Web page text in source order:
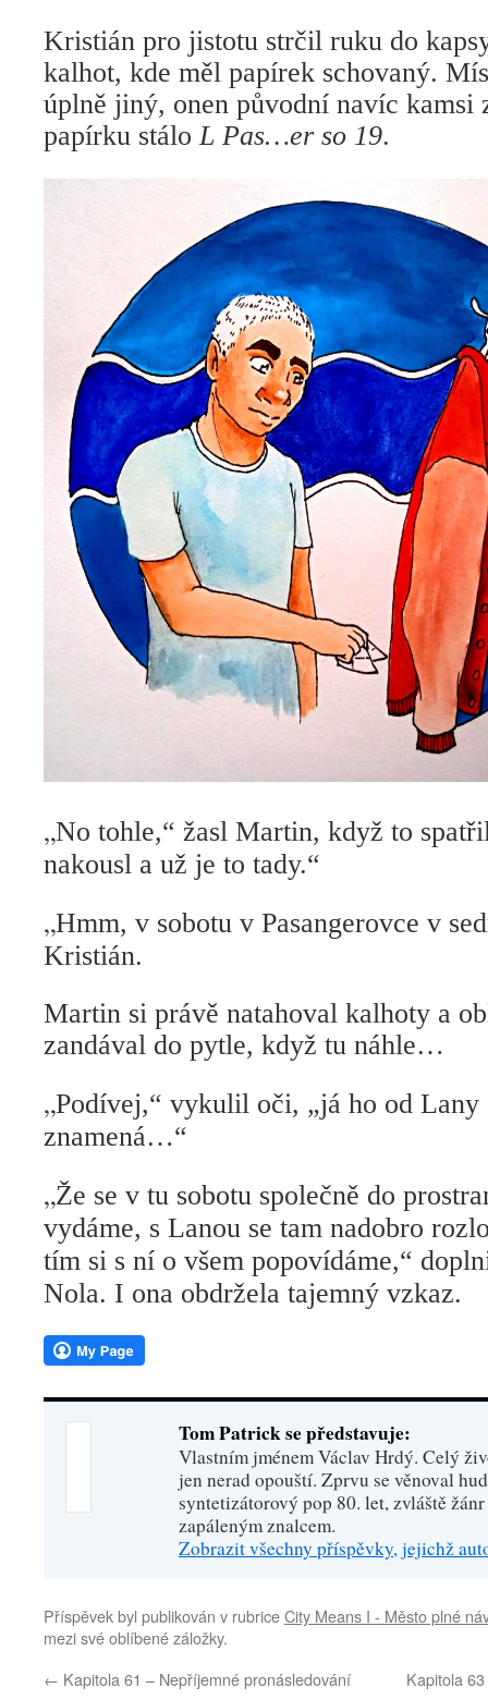
Kristián pro jistotu strčil ruku do
kalhot, kde měl papírek schovaný.
úplně jiný, onen původní navíc kamsi
papírku stáloL Pas…er so 19.
„No tohle,“ žasl Martin, když to
nakousl a už je to tady.“
„Hmm, v sobotu v Pasangerovce v
Kristián.
Martin si právě natahoval kalhoty a
zandával do pytle, když tu náhle…
„Podívej,“ vykulil oči, „já ho od Lany
znamená…“
„Že se v tu sobotu společně do
vydáme, s Lanou se tam nadobro
tím si s ní o všem popovídáme,“
Nola. I ona obdržela tajemný vzkaz.
Tom Patrick se představuje:
Vlastním jménem Václav Hrdý. Celý
jen nerad opouští. Zprvu se věnoval
syntetizátorový pop 80. let, zvláště
zapáleným znalcem.
Zobrazit všechny příspěvky, jejichž
Příspěvek byl publikován v rubriceCity Means I - Město plné
mezi své oblíbené záložky.
← Kapitola 61 – Nepříjemné pronásledování Kapitola